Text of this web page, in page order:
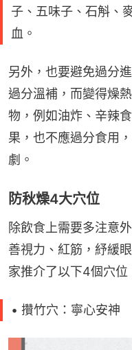
子、五味子、石斛、
血。
另外，也要避免過分
過分溫補，而變得燥
物，例如油炸、辛辣
果，也不應過分食用
劇。
防秋燥4大穴位
除飲食上需要多注意
善視力、紅筋，紓緩
家推介了以下4個穴位
• 攢竹穴：寧心安神